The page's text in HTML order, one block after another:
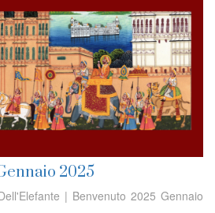
2025
| Benvenuto 2025 Gennaio